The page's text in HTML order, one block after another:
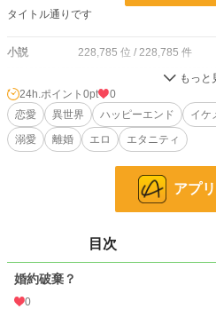
タイトル通りです
小説 228,785 位 / 228,785 件
66,369 位 / 66,369 件
お気に入り 20
24h.ポイント 0 pt
2020.09.22 13:11
2020.09.22 13:11
初回完結日時
週間ポイント
24h.ポイント 0pt
0
恋愛
異世界 ハッピーエンド イケ
溺愛
離婚 エロ エタニティ
アプ
目次
婚約破棄？
0